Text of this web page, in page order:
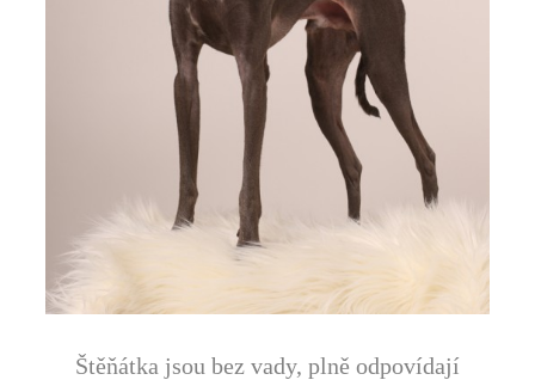
Štěňátka jsou bez vady, plně odpovídají